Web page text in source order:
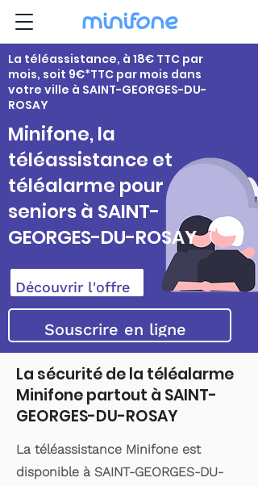
La téléassistance, à 18€ TTC par
mois, soit 9€*TTC par mois dans
votre ville à SAINT-GEORGES-DU-
ROSAY
Minifone, la
téléassistance et
téléalarme pour
seniors à SAINT-
GEORGES-DU-ROSAY
Découvrir l'offre
Souscrire en ligne
La sécurité de la téléalarme
Minifone partout à SAINT-
GEORGES-DU-ROSAY
La téléassistance Minifone est
disponible à SAINT-GEORGES-DU-